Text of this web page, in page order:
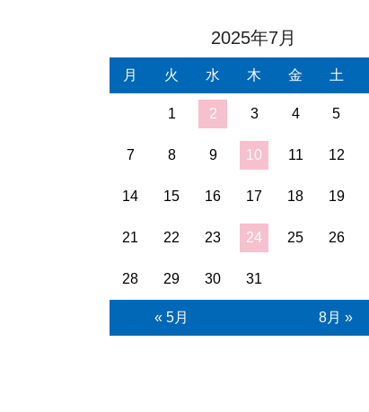
2025年7月
月 火 水 木 金 土
« 5月 8月 »
1 2 3 4 5
7 8 9 10 11 12
14 15 16 17 18 19
21 22 23 24 25 26
28 29 30 31